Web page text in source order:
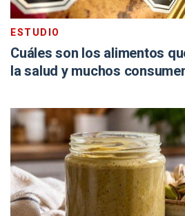
ESTUDIO
Cuáles son los alimentos
la salud y muchos